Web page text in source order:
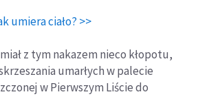
umiera ciało? >>
miał z tym nakazem nieco kłopotu,
umarłych w palecie
w Pierwszym Liście do